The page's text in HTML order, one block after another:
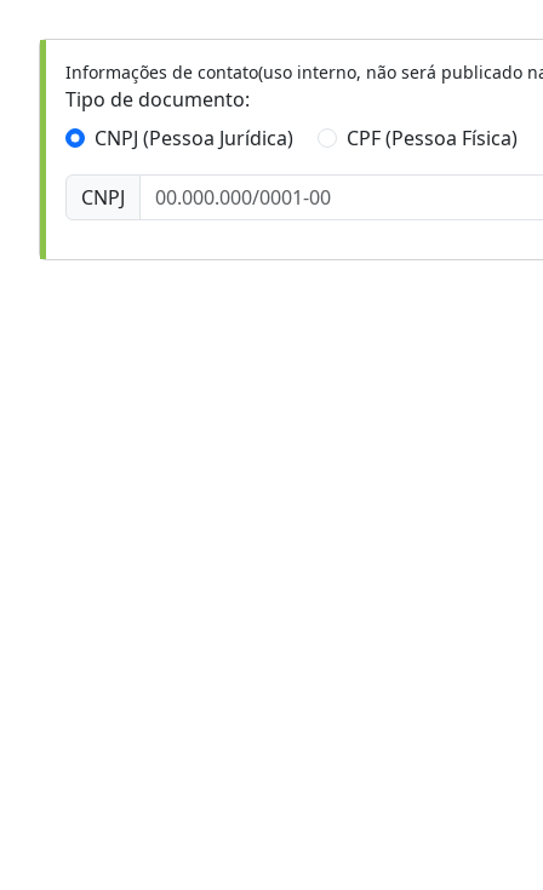
Informações de contato(uso interno, não será publicado
Tipo de documento:
CNPJ (Pessoa Jurídica)
CPF (Pessoa Física)
CNPJ